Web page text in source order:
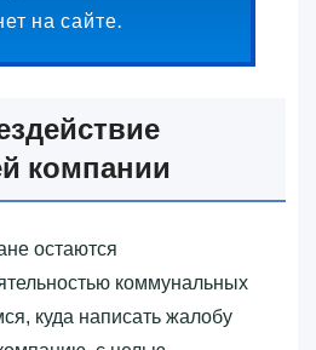
на сайте.
компании
остаются
коммунальных
куда написать жалобу